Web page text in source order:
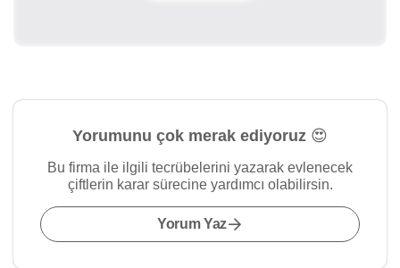
Yorumunu çok merak ediyoruz 😍
Bu firma ile ilgili tecrübelerini yazarak evlenecek
çiftlerin karar sürecine yardımcı olabilirsin.
Yorum Yaz